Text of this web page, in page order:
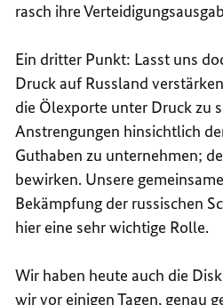
rasch ihre
Ein dritter Punkt: Lasst uns
Druck auf Russland
die Ölexporte unter Druck zu
Anstrengungen hinsichtlich
Guthaben zu unternehmen;
bewirken. Unsere
Bekämpfung der russischen
hier eine sehr wichtige Rolle.
Wir haben heute auch die
wir vor einigen Tagen, genau